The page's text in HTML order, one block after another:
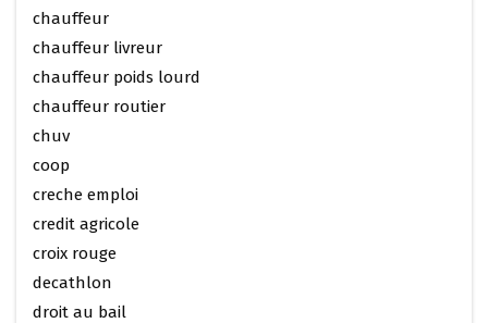
chauffeur
chauffeur livreur
chauffeur poids lourd
chauffeur routier
chuv
coop
creche emploi
credit agricole
croix rouge
decathlon
droit au bail